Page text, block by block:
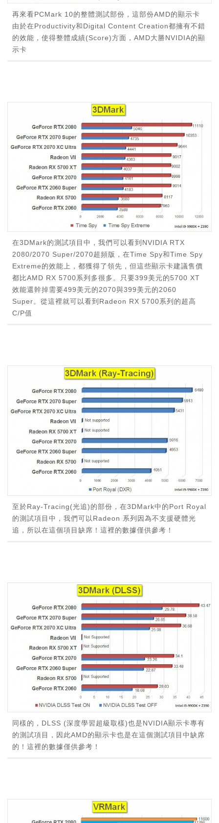
再來看PCMark 10的整體測試部份，這部份AMD的顯示卡
由於在Productivity和Digital Content Creation都擁有不錯
的效能，使得整體成績(Score)方面，AMD大勝NVIDIA的顯
示卡
在3DMark的測試項目中，我們可以看到NVIDIA RTX
2080/2070 Super/2070超頻版，在Time Spy和Time Spy
Extreme的效能上，都獲得了領先，但這些顯示卡建議售價
都比AMD RX 5700系列多很多。只要399美元的5700 XT
效能還幹掉需要499美元的2070與399美元的2060
Super。從這裡就可以看到Radeon RX 5700系列的超高
C/P值
至於Ray-Tracing(光追)的部份，在3DMark中的Port Royal
的測試項目中，我們可以Radeon 系列因為不支援硬體光
追，所以在這個項目缺席！這裡的數據僅供參考！
同樣的，DLSS (深度學習超級取樣)也是NVIDIA顯示卡專有
的測試項目，因此AMD的顯示卡也是在這個測試項目中缺席
的！這裡的數據僅供參考！